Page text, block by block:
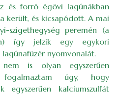
és forró égövi lagúnákban
került, és kicsapódott. A mai
szigethegység peremén (a
így jelzik egy egykori
nyomvonalát.
is olyan egyszerűen
fogalmaztam úgy, hogy
egyszerűen kalciumszulfát